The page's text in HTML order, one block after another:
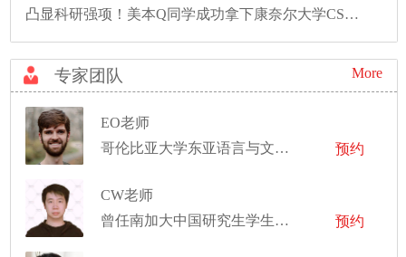
凸显科研强项！美本Q同学成功拿下康奈尔大学CS硕士录取！
专家团队 More
EO老师
哥伦比亚大学东亚语言与文化专业学士
预约
CW老师
曾任南加大中国研究生学生会职业发展部副部长，并任新泽西理工学院科研助理、教学助理
预约